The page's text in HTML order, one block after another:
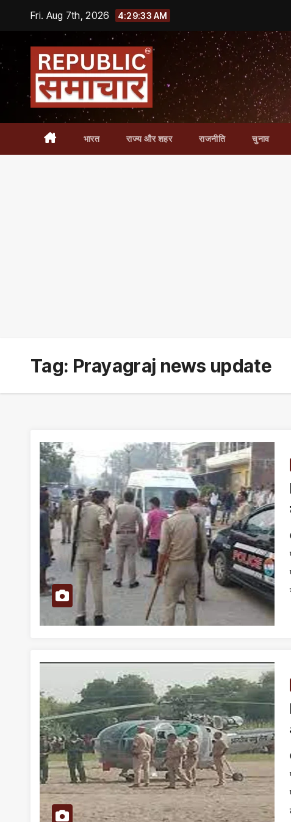
content
Fri. Aug 7th, 2026 4:29:34 AM
भारत राज्य और शहर राजनीति चुनाव
Tag: Prayagraj news update